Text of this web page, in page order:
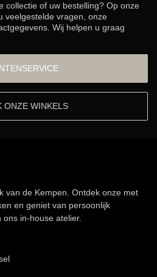
collectie of uw bestelling? Op onze
veelgestelde vragen, onze
Wij helpen u graag
ONZE WINKELS
van de Kempen. Ontdek onze met
en geniet van persoonlijk
in-house atelier.